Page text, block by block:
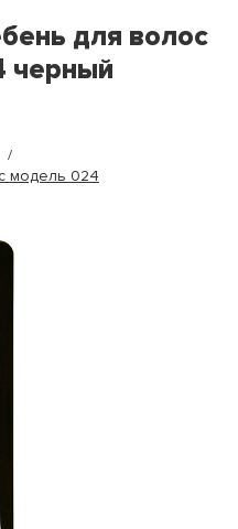
для волос
черный
модель 024